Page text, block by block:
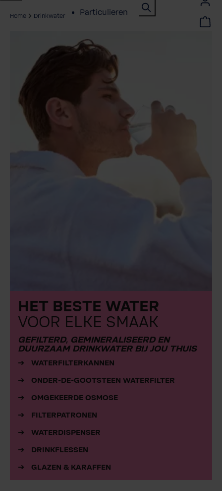
Particulieren
Professionals
Dienstverlening
Contact
Home Drinkwater
HET BESTE WATER
VOOR ELKE SMAAK
GEFILTERD, GEMINERALISEERD EN
DUURZAAM DRINKWATER BIJ JOU THUIS
WATERFILTERKANNEN
ONDER-DE-GOOTSTEEN WATERFILTER
OMGEKEERDE OSMOSE
FILTERPATRONEN
WATERDISPENSER
DRINKFLESSEN
GLAZEN & KARAFFEN